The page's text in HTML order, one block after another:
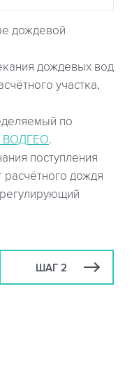
дождевой
дождевых вод
участка,
по
ВОДГЕО.
поступления
расчётного дождя
ШАГ 2